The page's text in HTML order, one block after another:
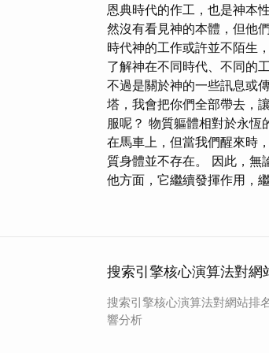
恩典時代的作工，也是神本
然沒有看見神的本體，但他
時代神的工作或許並不陌生
了解神在不同時代、不同的
不過是關於神的一些訊息或
塔，我會把你們全部帶去，
服呢？ 物質軀體相對於永恆
在馬車上，但當我們醒來時
質身體並不存在。 因此，無
他方面，它繼續發揮作用，
搜索引擎核心演算法對網
搜索引擎核心演算法對網站排
響分析